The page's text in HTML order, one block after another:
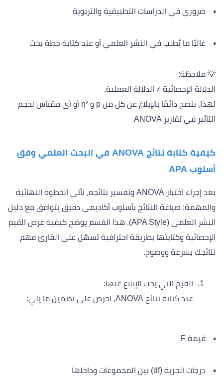
ضروري في الدراسات التطبيقية والتربوية
غالبًا ما يُطلب في النشر العلمي أو عند كتابة خطة بحث
💡 ملاحظة:
الدلالة الإحصائية ≠ الدلالة العملية.
لهذا، ينصح دائمًا بالإبلاغ عن كل من p و η² أو أي مقياس لحجم
التأثير في تقارير ANOVA.
كيفية كتابة نتائج ANOVA في البحث العلمي وفق
أسلوب APA
بعد إجراء اختبار ANOVA وتفسير نتائجه، تأتي الخطوة النهائية
والمهمة: صياغة النتائج بأسلوب أكاديمي دقيق يتوافق مع دليل
النشر العلمي (APA Style). هذا القسم يوضح كيفية عرض القيم
الإحصائية وكتابتها بطريقة احترافية تسهّل على القارئ فهم
نتائجك بسرعة ووضوح.
القيم التي يجب الإبلاغ عنها:
عند كتابة نتائج ANOVA، احرص على تضمين ما يلي:
قيمة F
درجات الحرية (df) بين المجموعات وداخلها